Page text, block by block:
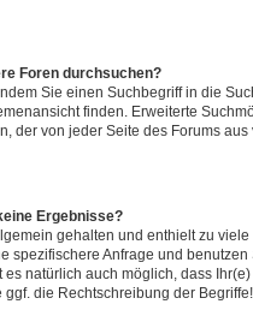
Foren durchsuchen?
Sie einen Suchbegriff in die
finden. Erweiterte
der von jeder Seite des Forums aus
Ergebnisse?
gehalten und enthielt zu
spezifischere Anfrage und
natürlich auch möglich, dass
die Rechtschreibung der Begriffe!